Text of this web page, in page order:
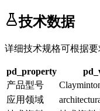
技术数据
详细技术规格可根据要
pd_property
产品型号
应用领域